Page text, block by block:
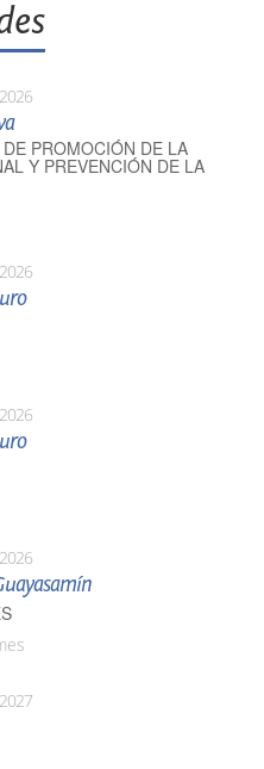
PROMOCIÓN DE LA
Y PREVENCIÓN DE LA